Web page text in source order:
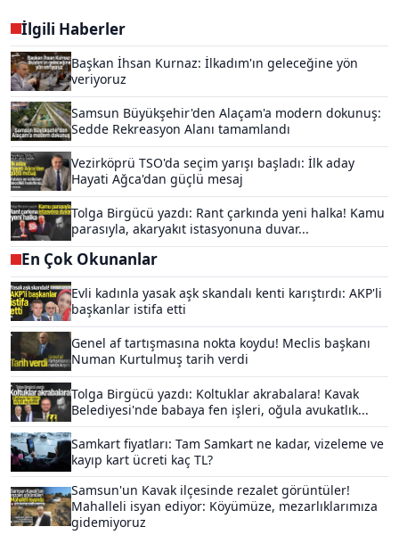
İlgili Haberler
Başkan İhsan Kurnaz: İlkadım'ın geleceğine yön
veriyoruz
Samsun Büyükşehir'den Alaçam'a modern dokunuş:
Sedde Rekreasyon Alanı tamamlandı
Vezirköprü TSO'da seçim yarışı başladı: İlk aday
Hayati Ağca'dan güçlü mesaj
Tolga Birgücü yazdı: Rant çarkında yeni halka! Kamu
parasıyla, akaryakıt istasyonuna duvar...
En Çok Okunanlar
Evli kadınla yasak aşk skandalı kenti karıştırdı: AKP'li
başkanlar istifa etti
Genel af tartışmasına nokta koydu! Meclis başkanı
Numan Kurtulmuş tarih verdi
Tolga Birgücü yazdı: Koltuklar akrabalara! Kavak
Belediyesi'nde babaya fen işleri, oğula avukatlık...
Samkart fiyatları: Tam Samkart ne kadar, vizeleme ve
kayıp kart ücreti kaç TL?
Samsun'un Kavak ilçesinde rezalet görüntüler!
Mahalleli isyan ediyor: Köyümüze, mezarlıklarımıza
gidemiyoruz